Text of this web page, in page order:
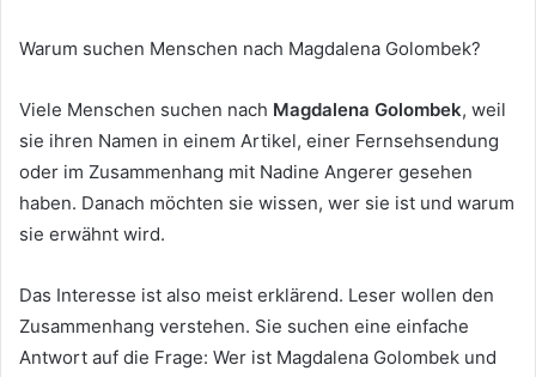
Warum suchen Menschen nach Magdalena Golombek?
Viele Menschen suchen nach Magdalena Golombek, weil
sie ihren Namen in einem Artikel, einer Fernsehsendung
oder im Zusammenhang mit Nadine Angerer gesehen
haben. Danach möchten sie wissen, wer sie ist und warum
sie erwähnt wird.
Das Interesse ist also meist erklärend. Leser wollen den
Zusammenhang verstehen. Sie suchen eine einfache
Antwort auf die Frage: Wer ist Magdalena Golombek und